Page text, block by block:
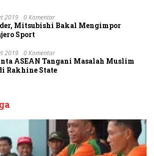
2019 0 Komentar
Mitsubishi Bakal Mengimpor
Sport
2019 0 Komentar
ASEAN Tangani Masalah Muslim
Rakhine State